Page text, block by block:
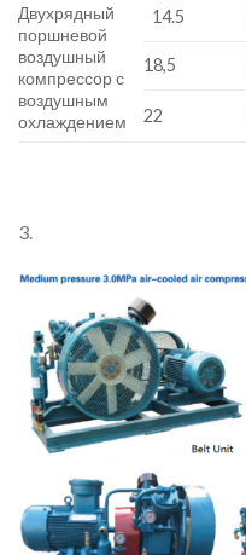
Двухрядный
поршневой
воздушный
компрессор с
воздушным
охлаждением
14.5
18,5
22
3.